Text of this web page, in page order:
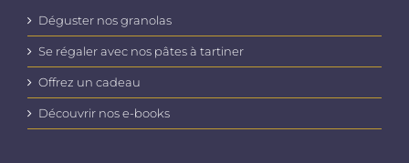
Déguster nos granolas
Se régaler avec nos pâtes à tartiner
Offrez un cadeau
Découvrir nos e-books